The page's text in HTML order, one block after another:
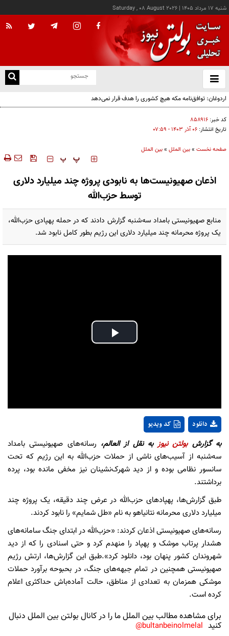
شنبه ۱۷ مرداد ۱۴۰۵ |
Saturday , 08 August 2026
باز
و
اردوغان: توافق‌نامه مکه هیچ کشوری را هدف قرار نمی‌دهد
کد خبر: ۸۵۸۹۱۶
تاریخ انتشار: ۰۶ آذر ۱۴۰۳ - ۰۷:۵۹
صفحه نخست »بین الملل »بین الملل
‍‍‍ پ پ
اذعان صهیونیست‌ها به نابودی پروژه چند میلیارد دلاری
توسط حزب‌الله
منابع صهیونیستی بامداد سه‌شنبه گزارش دادند که در حمله پهپادی حزب‌الله،
یک پروژه محرمانه چند میلیارد دلاری این رژیم بطور کامل نابود شد.
Play
کد ویدیو دانلود
به گزارشبولتن نیوزبه نقل از العالم، رسانه‌های صهیونیستی بامداد
سه‌شنبه از آسیب‌های ناشی از حملات حزب‌الله به این رژیم که تحت
سانسور نظامی بوده و از دید شهرک‌نشینان نیز مخفی مانده بود، پرده
برداشتند.
طبق گزارش‌ها، پهپادهای حزب‌الله در عرض چند دقیقه، یک پروژه چند
میلیارد دلاری محرمانه نتانیاهو به نام «طل شمایم» را نابود کردند.
رسانه‌های صهیونیستی اذعان کردند: «حزب‌الله در ابتدای جنگ سامانه‌های
هشدار پرتاب موشک و پهپاد را منهدم کرد و حتی اسنادی را که از دید
شهروندان کشور پنهان بود، دانلود کرد».طبق این گزارش‌ها،‌ ارتش رژیم
صهیونیستی همچنین در تمام جبهه‌های جنگ، در بحبوحه برآورد حملات
موشکی همزمان به تعدادی از مناطق، حالت آماده‌باش حداکثری اعلام
کرده است.
برای مشاهده مطالب بین الملل ما را در کانال بولتن بین الملل دنبال
کنید bultanbeinolmelal@